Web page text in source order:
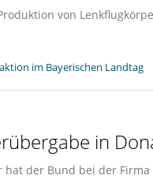
von
im Bayerischen Landtag
in
hat der Bund bei der